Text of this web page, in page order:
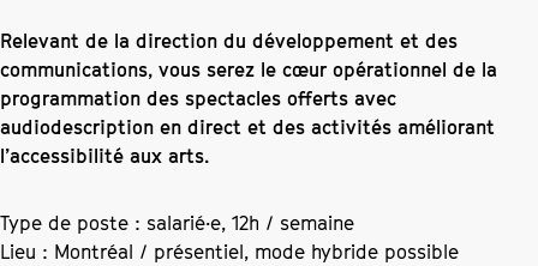
Relevant de la direction du développement et des
communications, vous serez le cœur opérationnel de la
programmation des spectacles offerts avec
audiodescription en direct et des activités améliorant
l’accessibilité aux arts.
Type de poste : salarié·e, 12h / semaine
Lieu : Montréal / présentiel, mode hybride possible